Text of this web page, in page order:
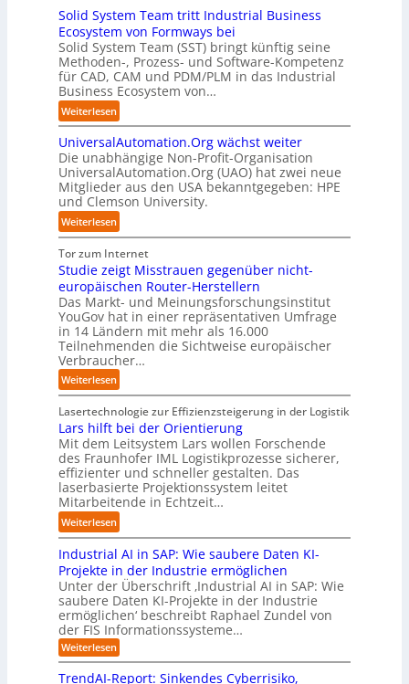
a
h
r
e
n
f
ü
r
d
e
n
G
i
g
a
c
t
o
r
y
-
A
u
b
a
u
u
m
C
o
-
C
E
O
e
c
h
e
n
z
e
n
t
r
e
n
i
n
D
e
u
t
s
c
h
l
a
n
d
:
T
r
e
f
f
p
u
k
t
f
ü
r
p
r
a
x
i
s
n
a
h
e
A
u
t
o
m
a
t
i
s
i
e
r
u
n
g
s
l
ö
s
u
b
:
D
i
s
r
u
p
t
b
l
i
c
k
t
f
d
i
e
Z
u
k
u
f
t
d
e
r
I
n
d
u
s
t
r
i
e
a
u
t
Solid System Team tritt Industrial Business
Ecosystem von Formways bei
Solid System Team (SST) bringt künftig seine
Methoden-, Prozess- und Software-Kompetenz
für CAD, CAM und PDM/PLM in das Industrial
Business Ecosystem von…
Weiterlesen:
S
o
l
i
d
S
s
t
e
m
T
e
a
m
t
r
i
t
I
n
d
u
s
t
r
a
l
u
s
i
n
UniversalAutomation.Org wächst weiter
Die unabhängige Non-Profit-Organisation
UniversalAutomation.Org (UAO) hat zwei neue
Mitglieder aus den USA bekanntgegeben: HPE
und Clemson University.
Weiterlesen:
U
n
i
v
e
r
s
a
l
u
t
o
m
a
t
i
o
n
.
O
r
g
w
ä
c
h
s
t
Tor zum Internet
Studie zeigt Misstrauen gegenüber nicht-
europäischen Router-Herstellern
Das Markt- und Meinungsforschungsinstitut
YouGov hat in einer repräsentativen Umfrage
in 14 Ländern mit mehr als 16.000
Teilnehmenden die Sichtweise europäischer
Verbraucher…
Weiterlesen:
S
t
u
d
i
e
z
e
g
t
M
i
s
s
t
r
a
u
Lasertechnologie zur Effizienzsteigerung in der Logistik
Lars hilft bei der Orientierung
Mit dem Leitsystem Lars wollen Forschende
des Fraunhofer IML Logistikprozesse sicherer,
effizienter und schneller gestalten. Das
laserbasierte Projektionssystem leitet
Mitarbeitende in Echtzeit…
Weiterlesen:
L
a
r
s
h
i
l
f
t
b
Industrial AI in SAP: Wie saubere Daten KI-
Projekte in der Industrie ermöglichen
Unter der Überschrift ‚Industrial AI in SAP: Wie
saubere Daten KI-Projekte in der Industrie
ermöglichen‘ beschreibt Raphael Zundel von
der FIS Informationssysteme…
Weiterlesen:
I
n
TrendAI-Report: Sinkendes Cyberrisiko,